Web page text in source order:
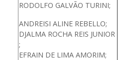
RODOLFO GALVÃO TURINI;
ANDREISI ALINE REBELLO;
DJALMA ROCHA REIS JUNIOR
;
EFRAIN DE LIMA AMORIM;